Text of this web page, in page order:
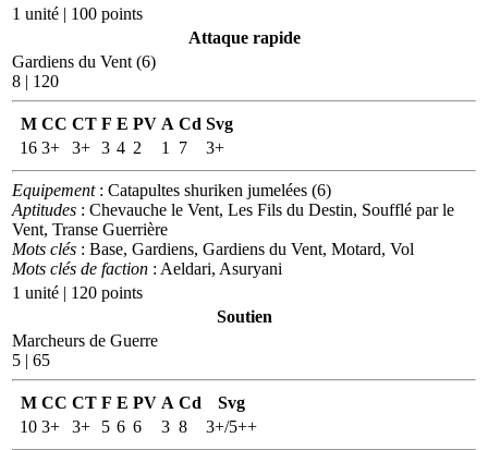
1 unité | 100 points
Attaque rapide
Gardiens du Vent (6)
8 | 120
M CC CT F E PV A Cd Svg
16 3+ 3+ 3 4 2 1 7 3+
Equipement: Catapultes shuriken jumelées (6)
Aptitudes : Chevauche le Vent, Les Fils du Destin, Soufflé par le
Vent, Transe Guerrière
Mots clés : Base, Gardiens, Gardiens du Vent, Motard, Vol
Mots clés de faction : Aeldari, Asuryani
1 unité | 120 points
Soutien
Marcheurs de Guerre
5 | 65
M CC CT F E PV A Cd
Svg
10 3+ 3+ 5 6 6 3 8 3+/5++